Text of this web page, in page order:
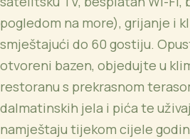
pogledom na more), grijanje i
smještajući do 60 gostiju.
otvoreni bazen, objedujte u
restoranu s prekrasnom
dalmatinskih jela i pića te
namještaju tijekom cijele